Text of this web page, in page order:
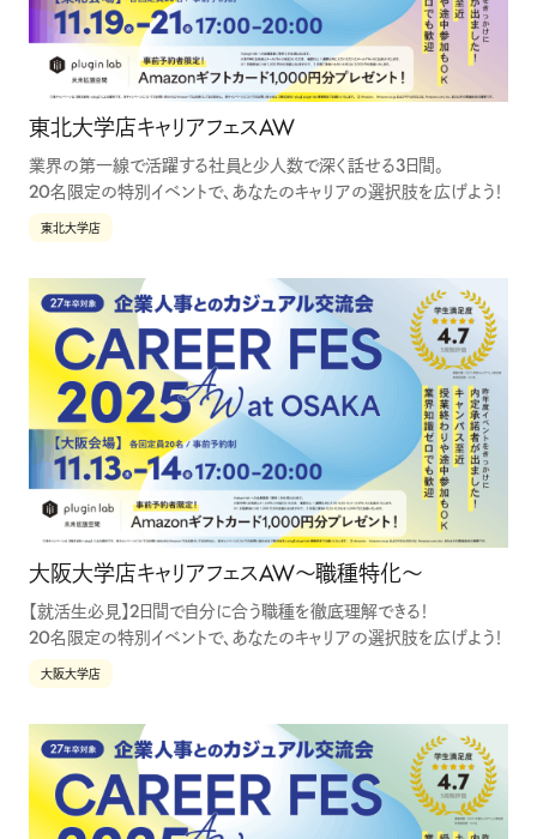
東北大学店キャリアフェスAW
業界の第一線で活躍する社員と少人数で深く話せる3日間。
20名限定の特別イベントで、あなたのキャリアの選択肢を広げよう！
東北大学店
大阪大学店キャリアフェスAW〜職種特化〜
【就活生必見】2日間で自分に合う職種を徹底理解できる！
20名限定の特別イベントで、あなたのキャリアの選択肢を広げよう！
大阪大学店